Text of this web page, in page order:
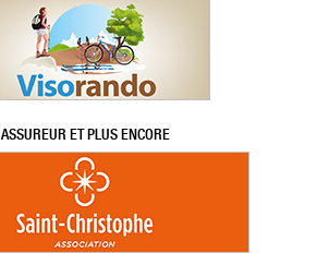
ASSUREUR ET PLUS ENCORE